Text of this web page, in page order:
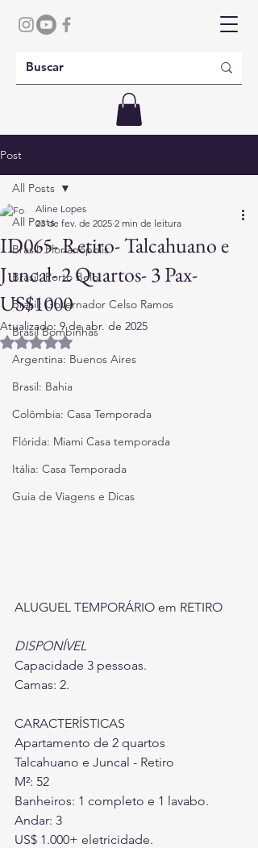
Post
All Posts
Brasil: Florianópolis
Brasil: Porto Belo
Brasil: Governador Celso Ramos
Brasil Bombinhas
Argentina: Buenos Aires
Brasil: Bahia
Colômbia: Casa Temporada
Flórida: Miami Casa temporada
Itália: Casa Temporada
Guia de Viagens e Dicas
All Posts
ID065- Retiro- Talcahuano e
Juncal- 2 Quartos- 3 Pax-
US$1000
Aline Lopes
23 de fev. de 2025 2 min de leitura
Atualizado: 9 de abr. de 2025
Avaliado com NaN de 5 estrelas.
ALUGUEL TEMPORÁRIO em RETIRO
DISPONÍVEL
Capacidade 3 pessoas.
Camas: 2.
CARACTERÍSTICAS
Apartamento de 2 quartos
Talcahuano e Juncal - Retiro
M²: 52
Banheiros: 1 completo e 1 lavabo.
Andar: 3
US$ 1.000+ eletricidade.